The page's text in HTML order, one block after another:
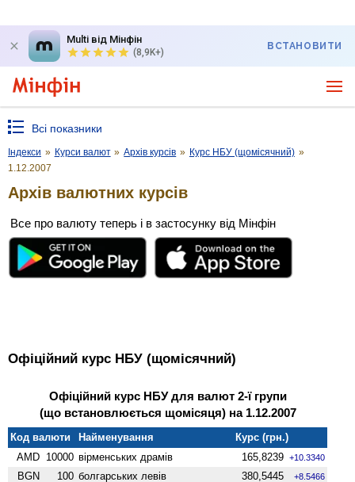
Multi від Мінфін
(8,9K+)
ВСТАНОВИТИ
Всі показники
Індекси » Курси валют » Архів курсів » Курс НБУ (щомісячний) »
1.12.2007
Архів валютних курсів
Все про валюту теперь і в застосунку від Мінфін
Офіційний курс НБУ (щомісячний)
Офіційний курс НБУ для валют 2-ї групи
(що встановлюється щомісяця) на 1.12.2007
Код валюти Найменування
Курс (грн.)
AMD 10000 вiрменських драмів 165,8239 +10.3340
BGN 100 болгарських левів 380,5445 +8.5466